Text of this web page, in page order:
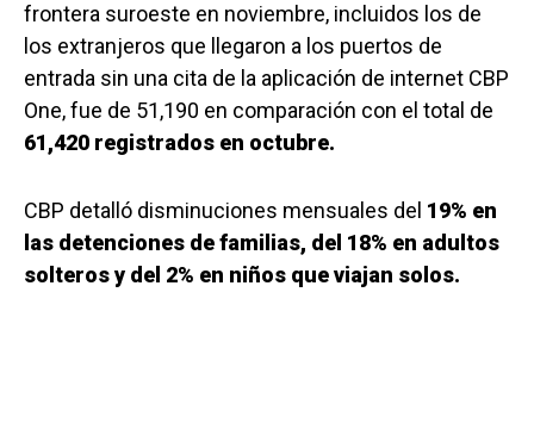
frontera suroeste en noviembre, incluidos los de
los extranjeros que llegaron a los puertos de
entrada sin una cita de la aplicación de internet CBP
One, fue de 51,190 en comparación con el total de
61,420 registrados en octubre.
CBP detalló disminuciones mensuales del 19% en
las detenciones de familias, del 18% en adultos
solteros y del 2% en niños que viajan solos.